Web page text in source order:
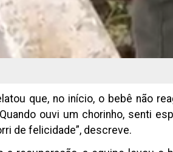
que, no início, o bebê não
ouvi um chorinho, senti
de felicidade”, descreve.